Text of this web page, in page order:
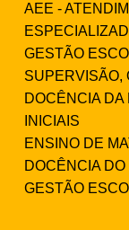
AEE -
GESTÃO
SUPERVISÃO,
DOCÊNCIA
INICIAIS
ENSINO DE
DOCÊNCIA
GESTÃO